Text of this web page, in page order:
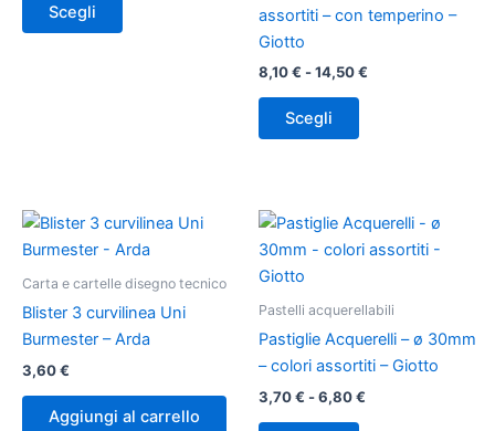
Scegli
essere
assortiti – con temperino –
Giotto
8,10€ -14,50€
Scegli
essere
nella
del
Carta e cartelle disegno tecnico
Blister 3 curvilinea Uni
Burmester – Arda
3,60€
Aggiungi al carrello
Pastelli acquerellabili
Pastiglie Acquerelli – ø 30mm
– colori assortiti – Giotto
3,70€ -6,80€
Fascia
di
prezzo:
a
6,80 €
Questo
prodotto
più
possono